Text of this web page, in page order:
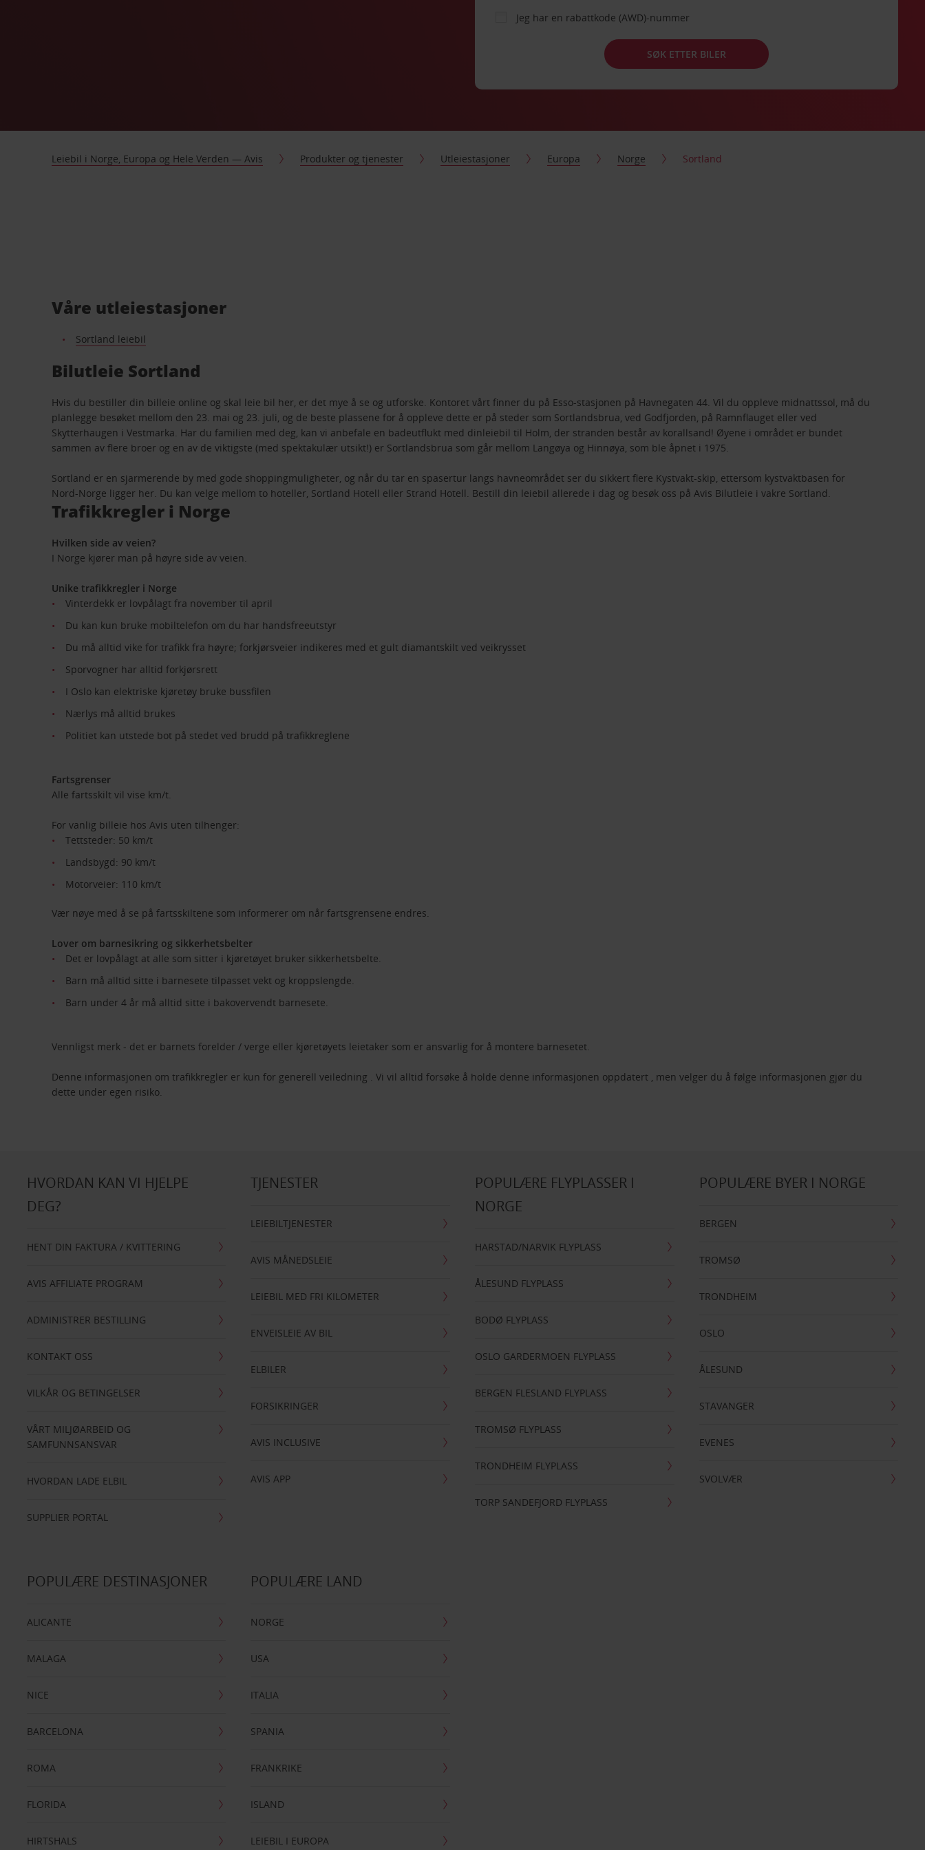
Jeg har en rabattkode (AWD)-nummer
SØK ETTER BILER
Leiebil i Norge, Europa og Hele Verden — Avis Produkter og tjenester Utleiestasjoner Europa Norge Sortland
Våre utleiestasjoner
Sortland leiebil
Bilutleie Sortland
Hvis du bestiller din billeie online og skal leie bil her, er det mye å se og utforske. Kontoret vårt finner du på Esso-stasjonen på Havnegaten 44. Vil du oppleve midnattssol, må du
planlegge besøket mellom den 23. mai og 23. juli, og de beste plassene for å oppleve dette er på steder som Sortlandsbrua, ved Godfjorden, på Ramnflauget eller ved
Skytterhaugen i Vestmarka. Har du familien med deg, kan vi anbefale en badeutflukt med dinleiebil til Holm, der stranden består av korallsand! Øyene i området er bundet
sammen av flere broer og en av de viktigste (med spektakulær utsikt!) er Sortlandsbrua som går mellom Langøya og Hinnøya, som ble åpnet i 1975.
Sortland er en sjarmerende by med gode shoppingmuligheter, og når du tar en spasertur langs havneområdet ser du sikkert flere Kystvakt-skip, ettersom kystvaktbasen for
Nord-Norge ligger her. Du kan velge mellom to hoteller, Sortland Hotell eller Strand Hotell. Bestill din leiebil allerede i dag og besøk oss på Avis Bilutleie i vakre Sortland.
Trafikkregler i Norge
Hvilken side av veien?
I Norge kjører man på høyre side av veien.
Unike trafikkregler i Norge
Vinterdekk er lovpålagt fra november til april
Du kan kun bruke mobiltelefon om du har handsfreeutstyr
Du må alltid vike for trafikk fra høyre; forkjørsveier indikeres med et gult diamantskilt ved veikrysset
Sporvogner har alltid forkjørsrett
I Oslo kan elektriske kjøretøy bruke bussfilen
Nærlys må alltid brukes
Politiet kan utstede bot på stedet ved brudd på trafikkreglene
Fartsgrenser
Alle fartsskilt vil vise km/t.
For vanlig billeie hos Avis uten tilhenger:
Tettsteder: 50 km/t
Landsbygd: 90 km/t
Motorveier: 110 km/t
Vær nøye med å se på fartsskiltene som informerer om når fartsgrensene endres.
Lover om barnesikring og sikkerhetsbelter
Det er lovpålagt at alle som sitter i kjøretøyet bruker sikkerhetsbelte.
Barn må alltid sitte i barnesete tilpasset vekt og kroppslengde.
Barn under 4 år må alltid sitte i bakovervendt barnesete.
Vennligst merk - det er barnets forelder / verge eller kjøretøyets leietaker som er ansvarlig for å montere barnesetet.
Denne informasjonen om trafikkregler er kun for generell veiledning . Vi vil alltid forsøke å holde denne informasjonen oppdatert , men velger du å følge informasjonen gjør du
dette under egen risiko.
HVORDAN KAN VI HJELPE
DEG?
HENT DIN FAKTURA / KVITTERING
AVIS AFFILIATE PROGRAM
ADMINISTRER BESTILLING
KONTAKT OSS
VILKÅR OG BETINGELSER
VÅRT MILJØARBEID OG
SAMFUNNSANSVAR
HVORDAN LADE ELBIL
SUPPLIER PORTAL
TJENESTER
LEIEBILTJENESTER
AVIS MÅNEDSLEIE
LEIEBIL MED FRI KILOMETER
ENVEISLEIE AV BIL
ELBILER
FORSIKRINGER
AVIS INCLUSIVE
AVIS APP
POPULÆRE FLYPLASSER I
NORGE
HARSTAD/NARVIK FLYPLASS
ÅLESUND FLYPLASS
BODØ FLYPLASS
OSLO GARDERMOEN FLYPLASS
BERGEN FLESLAND FLYPLASS
TROMSØ FLYPLASS
TRONDHEIM FLYPLASS
TORP SANDEFJORD FLYPLASS
POPULÆRE BYER I NORGE
BERGEN
TROMSØ
TRONDHEIM
OSLO
ÅLESUND
STAVANGER
EVENES
SVOLVÆR
POPULÆRE DESTINASJONER
ALICANTE
MALAGA
NICE
BARCELONA
ROMA
FLORIDA
HIRTSHALS
POPULÆRE LAND
NORGE
USA
ITALIA
SPANIA
FRANKRIKE
ISLAND
LEIEBIL I EUROPA